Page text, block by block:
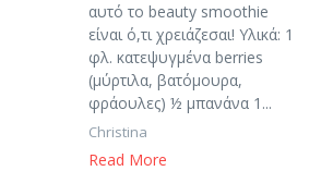
αυτό το beauty smoothie
είναι ό,τι χρειάζεσαι! Υλικά: 1
φλ. κατεψυγμένα berries
(μύρτιλα, βατόμουρα,
φράουλες) ½ μπανάνα 1...
Christina
Read More